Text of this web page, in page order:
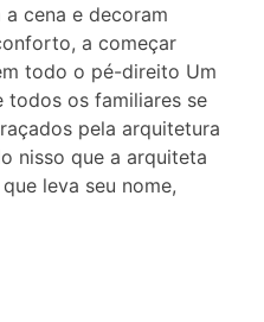
cena e decoram
a começar
todo o pé-direito Um
todos os familiares se
pela arquitetura
nisso que a arquiteta
leva seu nome,